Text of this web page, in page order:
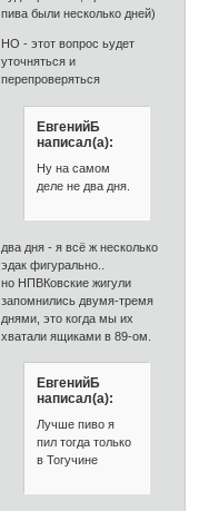
пива были несколько дней)
НО - этот вопрос ьудет
уточняться и
перепроверяться
ЕвгенийБ
написал(а):
Ну на самом
деле не два дня.
два дня - я всё ж несколько
эдак фигурально..
но НПВКовские жигули
запомнились двумя-тремя
днями, это когда мы их
хватали ящиками в 89-ом.
ЕвгенийБ
написал(а):
Лучше пиво я
пил тогда только
в Тогучине